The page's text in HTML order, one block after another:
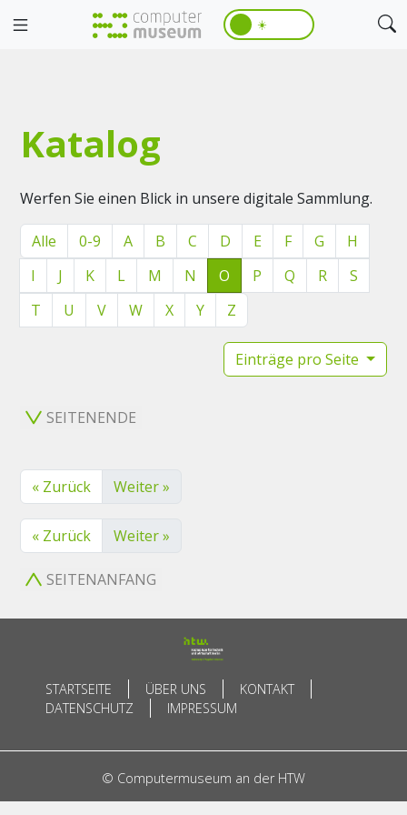
☀️
Katalog
Werfen Sie einen Blick in unsere digitale Sammlung.
Alle 0-9 A B C D E F G
H
I
J K L M N O P Q R
S
T
U V W X Y Z
Einträge pro Seite
SEITENENDE
« Zurück Weiter »
« Zurück Weiter »
SEITENANFANG
STARTSEITE ÜBER UNS
KONTAKT
DATENSCHUTZ
IMPRESSUM
© Computermuseum an der HTW